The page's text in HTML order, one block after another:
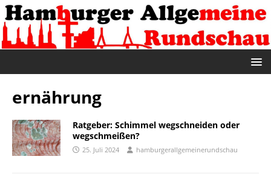
ernährung
Ratgeber: Schimmel wegschneiden oder
wegschmeißen?
25. Juli 2024 hamburgerallgemeinerundschau